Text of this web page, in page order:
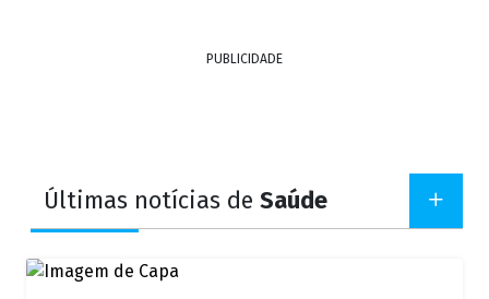
PUBLICIDADE
Últimas notícias de Saúde